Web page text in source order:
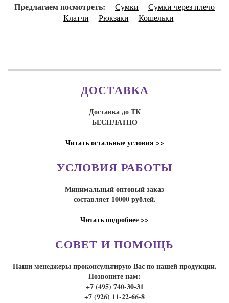
Предлагаем посмотреть: Сумки
Сумки через плечо
Клатчи
Рюкзаки Кошельки
ДОСТАВКА
Доставка до ТК
БЕСПЛАТНО
Читать остальные условия >>
УСЛОВИЯ РАБОТЫ
Минимальный оптовый заказ
составляет 10000 рублей.
Читать подробнее >>
СОВЕТ И ПОМОЩЬ
Наши менеджеры проконсультирую Вас по нашей продукции.
Позвоните нам:
+7 (495) 740-30-31
+7 (926) 11-22-66-8